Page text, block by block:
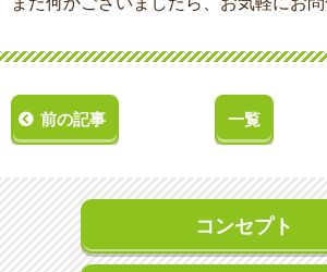
前の記事 一覧
コンセプト